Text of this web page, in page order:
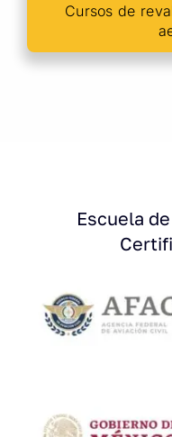
Cursos de
Escuela